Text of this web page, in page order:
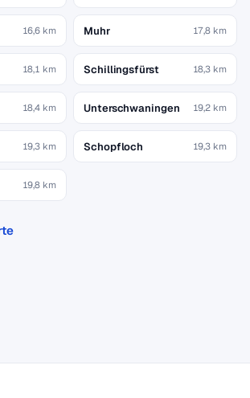
16,6 km Muhr 17,8 km
18,1 km Schillingsfürst 18,3 km
18,4 km Unterschwaningen 19,2 km
19,3 km Schopfloch 19,3 km
19,8 km